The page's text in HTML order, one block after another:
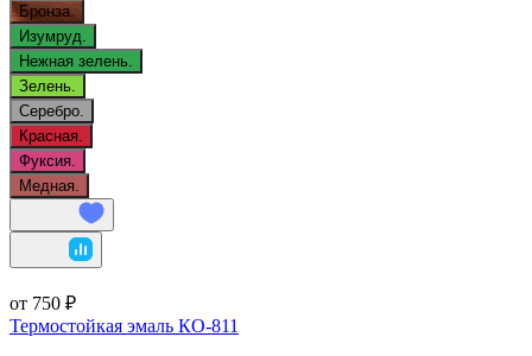
Бронза.
Изумруд.
Нежная зелень.
Зелень.
Серебро.
Красная.
Фуксия.
Медная.
от 750 ₽
Термостойкая эмаль КО-811